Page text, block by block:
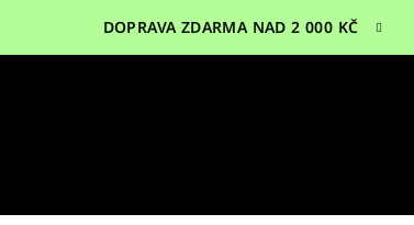
DOPRAVA ZDARMA NAD 2 000 KČ